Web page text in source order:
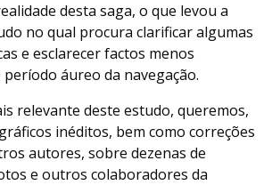
desta saga, o que levou a
no qual procura clarificar algumas
e esclarecer factos menos
áureo da navegação.
relevante deste estudo, queremos,
inéditos, bem como correções
autores, sobre dezenas de
e outros colaboradores da